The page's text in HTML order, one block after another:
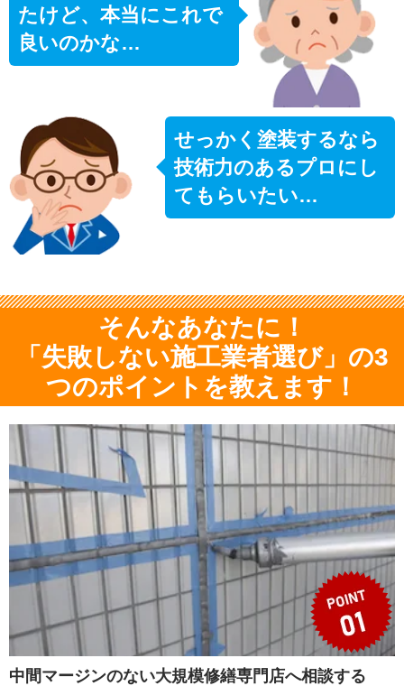
たけど、本当にこれで
良いのかな…
せっかく塗装するなら
技術力のあるプロにし
てもらいたい…
そんなあなたに！
「失敗しない施工業者選び」の3
つのポイントを教えます！
中間マージンのない大規模修繕専門店へ相談する